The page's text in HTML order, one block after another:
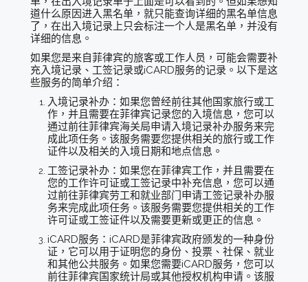
道什么原因进入黑名单，就只能查询详细的黑名单信息
了，在出入境记录上只会标注一个人是黑名单，并没有
详细的信息。
如果您是来自菲律宾的旅客或工作人员，可能会需要补
充入境记录、工签记录或iCARD服务的记录。以下是这
些服务的简单介绍：
入境记录补办：如果您曾经前往其他国家旅行或工
作，并且需要在菲律宾记录您的入境信息，您可以
通过前往菲律宾海关局申请入境记录补办服务来完
成此项任务。该服务需要您提供相关的旅行或工作
证件以及相关的入境日期和地点信息。
工签记录补办：如果您在菲律宾工作，并且需要在
您的工作许可证或工签记录中补充信息，您可以通
过前往菲律宾劳工和就业部门申请工签记录补办服
务来完成此项任务。该服务需要您提供相关的工作
许可证或工签证件以及需要更新或更正的信息。
iCARD服务：iCARD是菲律宾政府颁发的一种身份
证，它可以用于证明您的身份、投票、社保、就业
和其他公共服务。如果您需要iCARD服务，您可以
前往菲律宾国家统计局或其他授权机构申请。该服